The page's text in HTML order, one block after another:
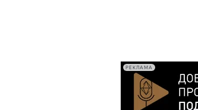
РЕКЛАМА